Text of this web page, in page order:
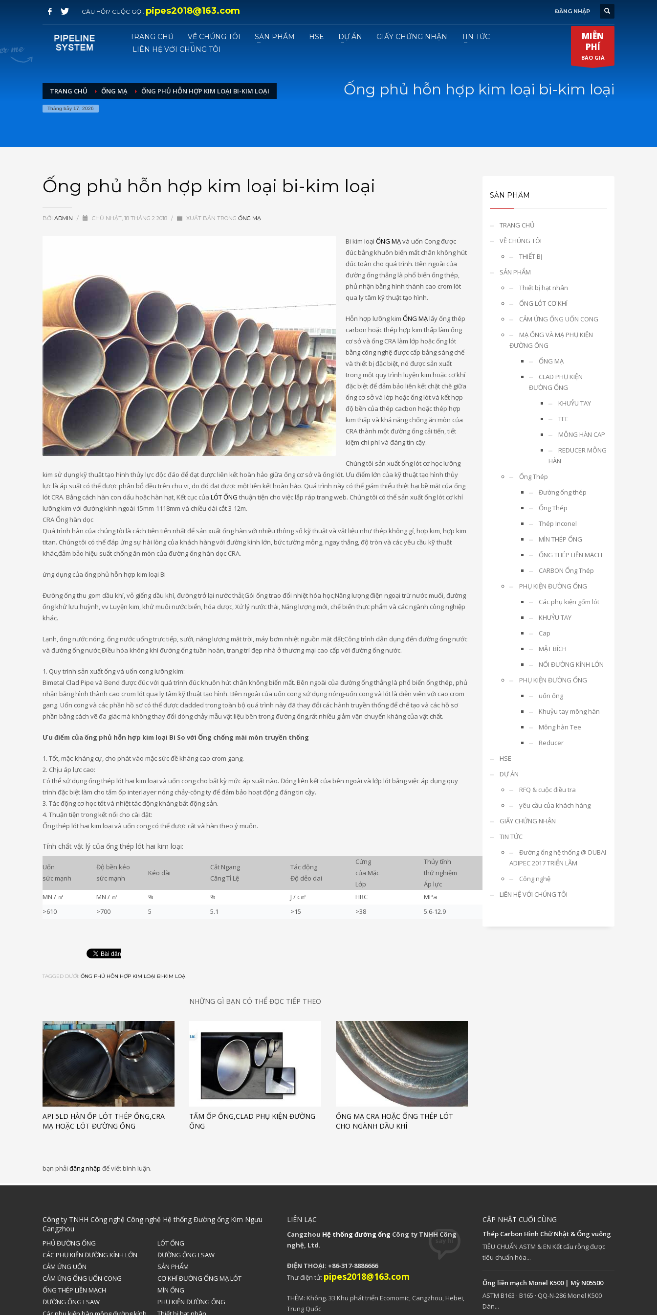
CÂU HỎI? CUỘC GỌI: pipes2018@163.com ĐĂNG NHẬP
TRANG CHỦ VỀ CHÚNG TÔI SẢN PHẨM HSE DỰ ÁN GIẤY CHỨNG NHẬN
TIN TỨC
LIÊN HỆ VỚI CHÚNG TÔI
MIỄN
PHÍ
BÁO GIÁ
TRANG CHỦ ỐNG MẠ ỐNG PHỦ HỖN HỢP KIM LOẠI BI-KIM LOẠI
Tháng bảy 17, 2026
Ống phủ hỗn hợp kim loại bi-kim loại
Ống phủ hỗn hợp kim loại bi-kim loại
BỞI ADMIN / CHỦ NHẬT, 18 THÁNG 2 2018 / XUẤT BẢN TRONG ỐNG MẠ
Bi kim loại ỐNG MẠvà uốn Cong được
đúc bằng khuôn biến mất chân không hút
đúc toàn cho quá trình. Bên ngoài của
đường ống thẳng là phổ biến ống thép,
phủ nhận bằng hình thành cao crom lót
qua ly tâm kỹ thuật tạo hình.
Hỗn hợp lưỡng kim ỐNG MẠlấy ống thép
carbon hoặc thép hợp kim thấp làm ống
cơ sở và ống CRA làm lớp hoặc ống lót
bằng công nghệ được cấp bằng sáng chế
và thiết bị đặc biệt, nó được sản xuất
trong một quy trình luyện kim hoặc cơ khí
đặc biệt để đảm bảo liên kết chặt chẽ giữa
ống cơ sở và lớp hoặc ống lót và kết hợp
độ bền của thép cacbon hoặc thép hợp
kim thấp và khả năng chống ăn mòn của
CRA thành một đường ống cải tiến, tiết
kiệm chi phí và đáng tin cậy.
Chúng tôi sản xuất ống lót cơ học lưỡng
kim sử dụng kỹ thuật tạo hình thủy lực độc đáo để đạt được liên kết hoàn hảo giữa ống cơ sở và ống lót. Ưu điểm lớn của kỹ thuật tạo hình thủy
lực là áp suất có thể được phân bổ đều trên chu vi, do đó đạt được một liên kết hoàn hảo. Quá trình này có thể giảm thiểu thiệt hại bề mặt của ống
lót CRA. Bằng cách hàn con dấu hoặc hàn hạt, Kết cục của LÓT ỐNG thuận tiện cho việc lắp ráp trang web. Chúng tôi có thể sản xuất ống lót cơ khí
lưỡng kim với đường kính ngoài 15mm-1118mm và chiều dài cắt 3-12m.
CRA Ống hàn dọc
Quá trình hàn của chúng tôi là cách tiên tiến nhất để sản xuất ống hàn với nhiều thông số kỹ thuật và vật liệu như thép không gỉ, hợp kim, hợp kim
titan. Chúng tôi có thể đáp ứng sự hài lòng của khách hàng với đường kính lớn, bức tường mỏng, ngay thẳng, độ tròn và các yêu cầu kỹ thuật
khác,đảm bảo hiệu suất chống ăn mòn của đường ống hàn dọc CRA.
ứng dụng của ống phủ hỗn hợp kim loại Bi
Đường ống thu gom dầu khí, vỏ giếng dầu khí, đường trở lại nước thải;Gói ống trao đổi nhiệt hóa học;Năng lượng điện ngoại trừ nước muối, đường
ống khử lưu huỳnh, vv Luyện kim, khử muối nước biển, hóa dược, Xử lý nước thải, Năng lượng mới, chế biến thực phẩm và các ngành công nghiệp
khác.
Lạnh, ống nước nóng, ống nước uống trực tiếp, sưởi, năng lượng mặt trời, máy bơm nhiệt nguồn mặt đất;Công trình dân dụng đến đường ống nước
và đường ống nước;Điều hòa không khí đường ống tuần hoàn, trang trí đẹp nhà ở thương mại cao cấp với đường ống nước.
1. Quy trình sản xuất ống và uốn cong lưỡng kim:
Bimetal Clad Pipe và Bend được đúc với quá trình đúc khuôn hút chân không biến mất. Bên ngoài của đường ống thẳng là phổ biến ống thép, phủ
nhận bằng hình thành cao crom lót qua ly tâm kỹ thuật tạo hình. Bên ngoài của uốn cong sử dụng nóng-uốn cong và lót là diễn viên với cao crom
gang. Uốn cong và các phần hồ sơ có thể được cladded trong toàn bộ quá trình này đã thay đổi các hành truyền thống để chế tạo và các hồ sơ
phần bằng cách vẽ đa giác mà không thay đổi dòng chảy mẫu vật liệu bên trong đường ống,rất nhiều giảm vận chuyển kháng của vật chất.
Ưu điểm của ống phủ hỗn hợp kim loại Bi So với Ống chống mài mòn truyền thống
1. Tốt, mặc-kháng cự, cho phát vào mặc sức đề kháng cao crom gang.
2. Chịu áp lực cao:
Có thể sử dụng ống thép lót hai kim loại và uốn cong cho bất kỳ mức áp suất nào. Đóng liên kết của bên ngoài và lớp lót bằng việc áp dụng quy
trình đặc biệt làm cho tấm ốp interlayer nóng chảy-công ty để đảm bảo hoạt động đáng tin cậy.
3. Tác động cơ học tốt và nhiệt tác động kháng bất động sản.
4. Thuận tiện trong kết nối cho cài đặt:
Ống thép lót hai kim loại và uốn cong có thể được cắt và hàn theo ý muốn.
Tính chất vật lý của ống thép lót hai kim loại:
Uốn
sức mạnh
Độ bền kéo
sức mạnh
Kéo dài
Cắt Ngang
Căng Tỉ Lệ
Tác động
Độ dẻo dai
Cứng
của Mặc
Lớp
Thủy tĩnh
thử nghiệm
Áp lực
MN / ㎡
MN / ㎡ % % J / c㎡ HRC
MPa
>610
>700 5 5.1 >15 >38 5.6-12.9
TAGGED DƯỚI: ỐNG PHỦ HỖN HỢP KIM LOẠI BI-KIM LOẠI
NHỮNG GÌ BẠN CÓ THỂ ĐỌC TIẾP THEO
API 5LD HÀN ỐP LÓT THÉP ỐNG,CRA
MẠ HOẶC LÓT ĐƯỜNG ỐNG
TẤM ỐP ỐNG,CLAD PHỤ KIỆN ĐƯỜNG
ỐNG
ỐNG MẠ CRA HOẶC ỐNG THÉP LÓT
CHO NGÀNH DẦU KHÍ
bạn phải đăng nhập để viết bình luận.
SẢN PHẨM
TRANG CHỦ
VỀ CHÚNG TÔI
THIẾT BỊ
SẢN PHẨM
Thiết bị hạt nhân
ỐNG LÓT CƠ KHÍ
CẢM ỨNG ỐNG UỐN CONG
MẠ ỐNG VÀ MẠ PHỤ KIỆN
ĐƯỜNG ỐNG
ỐNG MẠ
CLAD PHỤ KIỆN
ĐƯỜNG ỐNG
KHUỶU TAY
TEE
MÔNG HÀN CAP
REDUCER MÔNG
HÀN
Ống Thép
Đường ống thép
Ống Thép
Thép Inconel
MÌN THÉP ỐNG
ỐNG THÉP LIỀN MẠCH
CARBON Ống Thép
PHỤ KIỆN ĐƯỜNG ỐNG
Các phụ kiện gốm lót
KHUỶU TAY
Cap
MẶT BÍCH
NỐI ĐƯỜNG KÍNH LỚN
PHỤ KIỆN ĐƯỜNG ỐNG
uốn ống
Khuỷu tay mông hàn
Mông hàn Tee
Reducer
HSE
DỰ ÁN
RFQ & cuộc điều tra
yêu cầu của khách hàng
GIẤY CHỨNG NHẬN
TIN TỨC
Đường ống hệ thống @ DUBAI
ADIPEC 2017 TRIỂN LÃM
Công nghệ
LIÊN HỆ VỚI CHÚNG TÔI
Công ty TNHH Công nghệ Công nghệ Hệ thống Đường ống Kim Ngưu
Cangzhou
PHỦ ĐƯỜNG ỐNG
LÓT ỐNG
CÁC PHỤ KIỆN ĐƯỜNG KÍNH LỚN
ĐƯỜNG ỐNG LSAW
CẢM ỨNG UỐN
SẢN PHẨM
CẢM ỨNG ỐNG UỐN CONG
CƠ KHÍ ĐƯỜNG ỐNG MẠ LÓT
ỐNG THÉP LIỀN MẠCH
MÌN ỐNG
ĐƯỜNG ỐNG LSAW
PHỤ KIỆN ĐƯỜNG ỐNG
LIÊN LẠC
Cangzhou Hệ thống đường ống Công ty TNHH Công
nghệ, Ltd.
ĐIỆN THOẠI: +86-317-8886666
Thư điện tử: pipes2018@163.com
THÊM: Không. 33 Khu phát triển Ecomomic, Cangzhou, Hebei,
Trung Quốc
CẬP NHẬT CUỐI CÙNG
Thép Carbon Hình Chữ Nhật & Ống vuông
TIÊU CHUẨN ASTM & EN Kết cấu rỗng được
tiêu chuẩn hóa...
Ống liền mạch Monel K500 | Mỹ N05500
ASTM B163 · B165 · QQ-N-286 Monel K500
Dàn...